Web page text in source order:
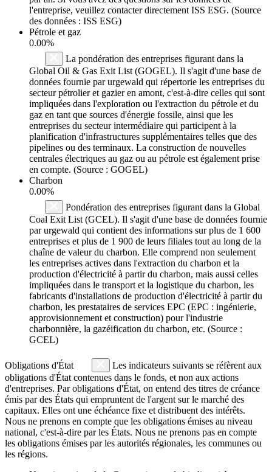
l'entreprise, veuillez contacter directement ISS ESG. (Source
des données : ISS ESG)
Pétrole et gaz
0.00%
La pondération des entreprises figurant dans la
Global Oil & Gas Exit List (GOGEL). Il s'agit d'une base de
données fournie par urgewald qui répertorie les entreprises du
secteur pétrolier et gazier en amont, c'est-à-dire celles qui sont
impliquées dans l'exploration ou l'extraction du pétrole et du
gaz en tant que sources d'énergie fossile, ainsi que les
entreprises du secteur intermédiaire qui participent à la
planification d'infrastructures supplémentaires telles que des
pipelines ou des terminaux. La construction de nouvelles
centrales électriques au gaz ou au pétrole est également prise
en compte. (Source : GOGEL)
Charbon
0.00%
Pondération des entreprises figurant dans la Global
Coal Exit List (GCEL). Il s'agit d'une base de données fournie
par urgewald qui contient des informations sur plus de 1 600
entreprises et plus de 1 900 de leurs filiales tout au long de la
chaîne de valeur du charbon. Elle comprend non seulement
les entreprises actives dans l'extraction du charbon et la
production d'électricité à partir du charbon, mais aussi celles
impliquées dans le transport et la logistique du charbon, les
fabricants d'installations de production d'électricité à partir du
charbon, les prestataires de services EPC (EPC : ingénierie,
approvisionnement et construction) pour l'industrie
charbonnière, la gazéification du charbon, etc. (Source :
GCEL)
Obligations d'État
Les indicateurs suivants se réfèrent aux
obligations d'État contenues dans le fonds, et non aux actions
d'entreprises. Par obligations d'État, on entend des titres de créance
émis par des États qui empruntent de l'argent sur le marché des
capitaux. Elles ont une échéance fixe et distribuent des intérêts.
Nous ne prenons en compte que les obligations émises au niveau
national, c'est-à-dire par les États. Nous ne prenons pas en compte
les obligations émises par les autorités régionales, les communes ou
les régions.